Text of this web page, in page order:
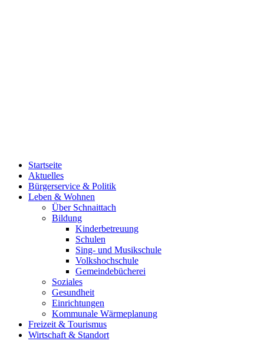
Startseite
Aktuelles
Bürgerservice & Politik
Leben & Wohnen
Über Schnaittach
Bildung
Kinderbetreuung
Schulen
Sing- und Musikschule
Volkshochschule
Gemeindebücherei
Soziales
Gesundheit
Einrichtungen
Kommunale Wärmeplanung
Freizeit & Tourismus
Wirtschaft & Standort